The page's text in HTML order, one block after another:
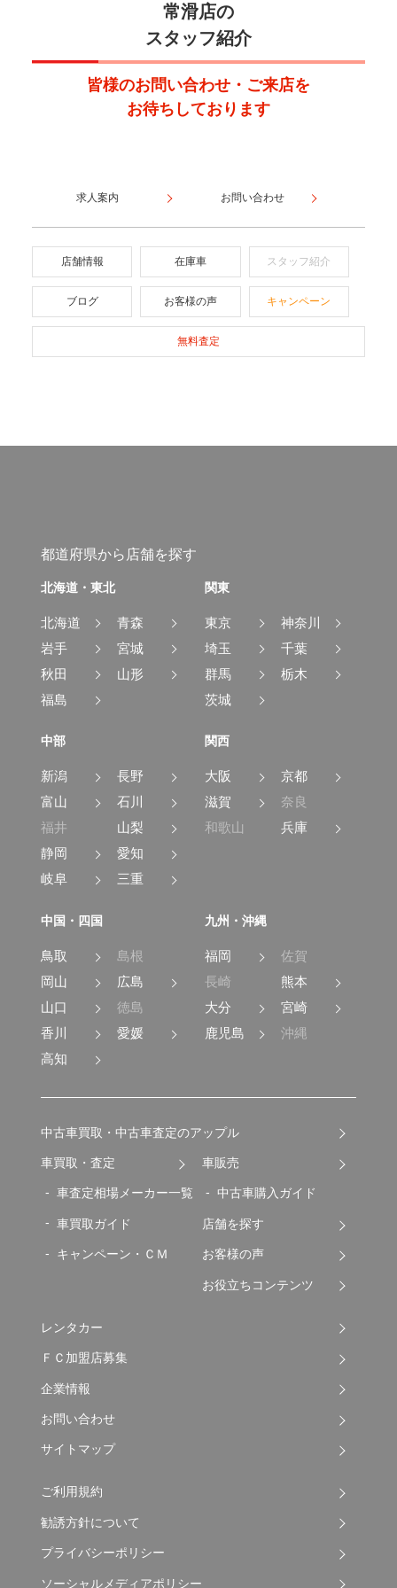
常滑店の
スタッフ紹介
皆様のお問い合わせ・ご来店を
お待ちしております
求人案内 お問い合わせ
店舗情報 在庫車 スタッフ紹介
ブログ お客様の声 キャンペーン
無料査定
都道府県から店舗を探す
北海道・東北
北海道
青森
岩手
宮城
秋田
山形
福島
関東
東京
神奈川
埼玉
千葉
群馬
栃木
茨城
中部
新潟
長野
富山
石川
福井
山梨
静岡
愛知
岐阜
三重
関西
大阪
京都
滋賀
奈良
和歌山
兵庫
中国・四国
鳥取
島根
岡山
広島
山口
徳島
香川
愛媛
高知
九州・沖縄
福岡
佐賀
長崎
熊本
大分
宮崎
鹿児島
沖縄
中古車買取・中古車査定のアップル
車買取・査定
車査定相場メーカー一覧
車買取ガイド
キャンペーン・ＣＭ
車販売
中古車購入ガイド
店舗を探す
お客様の声
お役立ちコンテンツ
レンタカー
ＦＣ加盟店募集
企業情報
お問い合わせ
サイトマップ
ご利用規約
勧誘方針について
プライバシーポリシー
ソーシャルメディアポリシー